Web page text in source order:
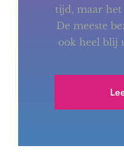
tijd, maar het
De meeste
ook heel blij